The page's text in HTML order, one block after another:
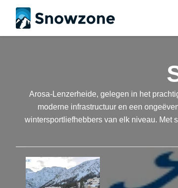
Arosa-Lenzerheide, gelegen in het
moderne infrastructuur en een
wintersportliefhebbers van elk niveau. Met